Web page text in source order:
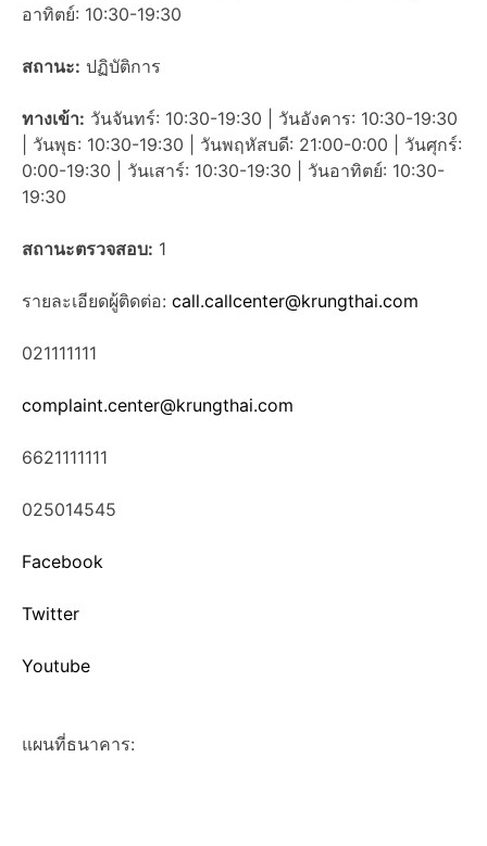
อาทิตย์: 10:30-19:30
สถานะ: ปฏิบัติการ
ทางเข้า: วันจันทร์: 10:30-19:30 | วันอังคาร: 10:30-19:30
| วันพุธ: 10:30-19:30 | วันพฤหัสบดี: 21:00-0:00 | วันศุกร์:
0:00-19:30 | วันเสาร์: 10:30-19:30 | วันอาทิตย์: 10:30-
19:30
สถานะตรวจสอบ: 1
รายละเอียดผู้ติดต่อ: call.callcenter@krungthai.com
021111111
complaint.center@krungthai.com
6621111111
025014545
Facebook
Twitter
Youtube
แผนที่ธนาคาร: